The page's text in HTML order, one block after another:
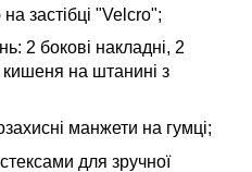
застібці "Velcro";
2 бокові накладні, 2
кишеня на штанині з
манжети на гумці;
для зручної